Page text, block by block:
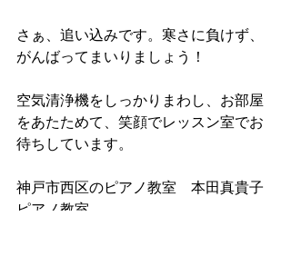
さぁ、追い込みです。寒さに負けず、
がんばってまいりましょう！
空気清浄機をしっかりまわし、お部屋
をあたためて、笑顔でレッスン室でお
待ちしています。
神戸市西区のピアノ教室　本田真貴子
ピアノ教室